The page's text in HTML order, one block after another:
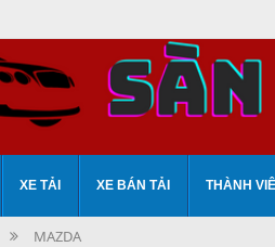
XE TẢI XE BÁN TẢI THÀNH
MAZDA